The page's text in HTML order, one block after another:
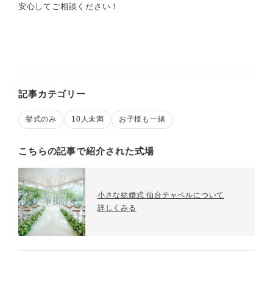
安心してご相談ください！
記事カテゴリー
挙式のみ 10人未満 お子様も一緒
こちらの記事で紹介された式場
小さな結婚式 仙台チャペルについて
詳しくみる